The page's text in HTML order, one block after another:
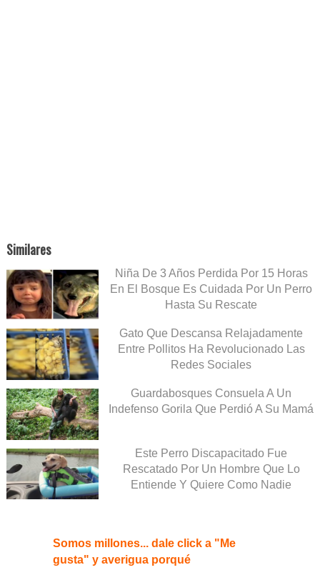
Similares
Niña De 3 Años Perdida Por 15 Horas
En El Bosque Es Cuidada Por Un Perro
Hasta Su Rescate
Gato Que Descansa Relajadamente
Entre Pollitos Ha Revolucionado Las
Redes Sociales
Guardabosques Consuela A Un
Indefenso Gorila Que Perdió A Su Mamá
Este Perro Discapacitado Fue
Rescatado Por Un Hombre Que Lo
Entiende Y Quiere Como Nadie
Somos millones... dale click a "Me
gusta" y averigua porqué